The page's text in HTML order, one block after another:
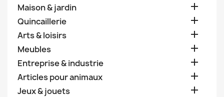
Maison & jardin 
Quincaillerie 
Arts & loisirs 
Meubles 
Entreprise & industrie 
Articles pour animaux 
Jeux & jouets 